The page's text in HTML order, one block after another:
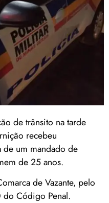
de trânsito na tarde
recebeu
de um mandado de
de 25 anos.
de Vazante, pelo
Código Penal.